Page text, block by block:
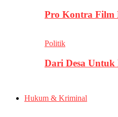
Pro Kontra Film
Politik
Dari Desa
Hukum & Kriminal